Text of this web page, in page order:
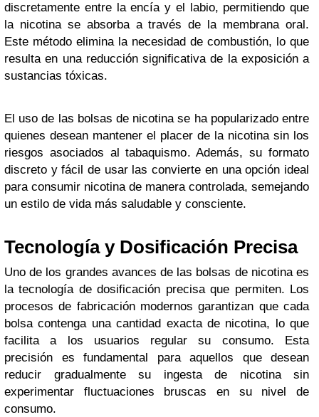
discretamente entre la encía y el labio, permitiendo que
la nicotina se absorba a través de la membrana oral.
Este método elimina la necesidad de combustión, lo que
resulta en una reducción significativa de la exposición a
sustancias tóxicas.
El uso de las bolsas de nicotina se ha popularizado entre
quienes desean mantener el placer de la nicotina sin los
riesgos asociados al tabaquismo. Además, su formato
discreto y fácil de usar las convierte en una opción ideal
para consumir nicotina de manera controlada, semejando
un estilo de vida más saludable y consciente.
Tecnología y Dosificación Precisa
Uno de los grandes avances de las bolsas de nicotina es
la tecnología de dosificación precisa que permiten. Los
procesos de fabricación modernos garantizan que cada
bolsa contenga una cantidad exacta de nicotina, lo que
facilita a los usuarios regular su consumo. Esta
precisión es fundamental para aquellos que desean
reducir gradualmente su ingesta de nicotina sin
experimentar fluctuaciones bruscas en su nivel de
consumo.